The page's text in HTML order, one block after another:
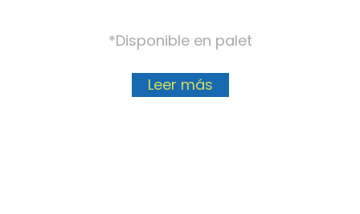
*Disponible en palet
Leer más